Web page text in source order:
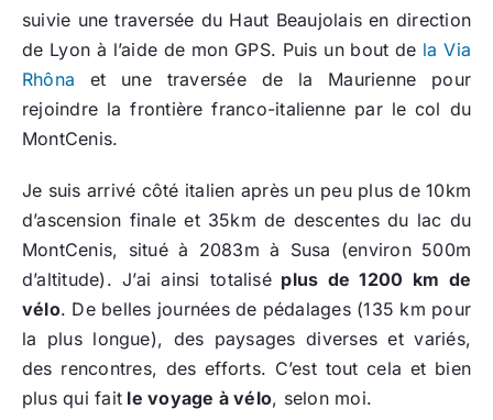
suivie une traversée du Haut Beaujolais en direction
de Lyon à l’aide de mon GPS. Puis un bout de la Via
Rhôna et une traversée de la Maurienne pour
rejoindre la frontière franco-italienne par le col du
MontCenis.
Je suis arrivé côté italien après un peu plus de 10km
d’ascension finale et 35km de descentes du lac du
MontCenis, situé à 2083m à Susa (environ 500m
d’altitude). J’ai ainsi totaliséplus de 1200 km de
vélo. De belles journées de pédalages (135 km pour
la plus longue), des paysages diverses et variés,
des rencontres, des efforts. C’est tout cela et bien
plus qui fait le voyage à vélo, selon moi.